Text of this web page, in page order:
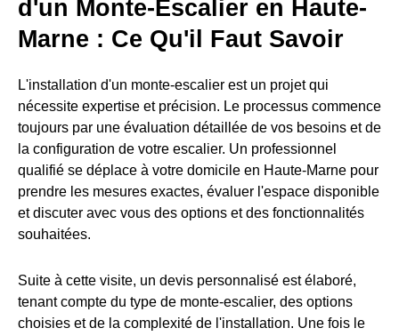
d'un Monte-Escalier en Haute-
Marne : Ce Qu'il Faut Savoir
L'installation d'un monte-escalier est un projet qui
nécessite expertise et précision. Le processus commence
toujours par une évaluation détaillée de vos besoins et de
la configuration de votre escalier. Un professionnel
qualifié se déplace à votre domicile en Haute-Marne pour
prendre les mesures exactes, évaluer l'espace disponible
et discuter avec vous des options et des fonctionnalités
souhaitées.
Suite à cette visite, un devis personnalisé est élaboré,
tenant compte du type de monte-escalier, des options
choisies et de la complexité de l'installation. Une fois le